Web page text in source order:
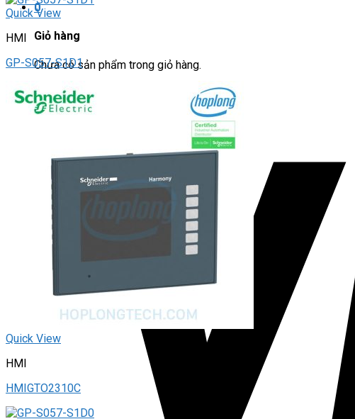
0
Giỏ hàng
Chưa có sản phẩm trong giỏ hàng.
Quick View
HMI
GP-S057-S1D1
Quick View
HMI
HMIGTO2310C